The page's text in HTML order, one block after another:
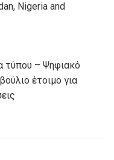
Nigeria and
τύπου – Ψηφιακό
έτοιμο για